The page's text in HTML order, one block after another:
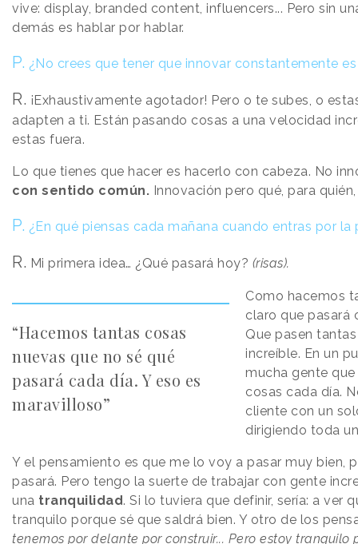
vive: display, branded content, influencers... Pero sin
demás es hablar por hablar.
P. ¿No crees que tener que innovar constantemente
R. ¡Exhaustivamente agotador! Pero o te subes, o
adapten a ti. Están pasando cosas a una velocidad
estas fuera.
Lo que tienes que hacer es hacerlo con cabeza. No
con sentido común. Innovación pero qué, para
P. ¿En qué piensas cada mañana cuando entras por
R. Mi primera idea… ¿Qué pasará hoy? (risas).
“Hacemos tantas cosas
nuevas que no sé qué
pasará cada día. Y eso es
maravilloso”
Como hacemos
claro que pasará
Que pasen
increíble. En un
mucha gente
cosas cada día.
cliente con un
dirigiendo toda
Y el pensamiento es que me lo voy a pasar muy bien,
pasará. Pero tengo la suerte de trabajar con gente
una tranquilidad. Si lo tuviera que definir, sería: a ver
tranquilo porque sé que saldrá bien. Y otro de los
tenemos por delante por construir... Pero estoy